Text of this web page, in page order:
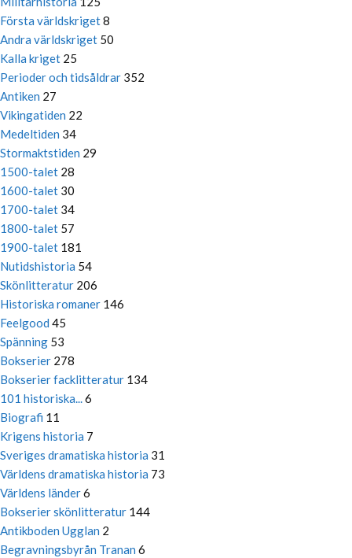
Första världskriget8
Andra världskriget 50
Kalla kriget 25
Perioder och tidsåldrar 352
Antiken 27
Vikingatiden 22
Medeltiden 34
Stormaktstiden 29
1500-talet 28
1600-talet 30
1700-talet 34
1800-talet 57
1900-talet 181
Nutidshistoria 54
Skönlitteratur 206
Historiska romaner 146
Feelgood 45
Spänning 53
Bokserier 278
Bokserier facklitteratur 134
101 historiska...6
Biografi 11
Krigens historia 7
Sveriges dramatiska historia 31
Världens dramatiska historia 73
Världens länder6
Bokserier skönlitteratur 144
Antikboden Ugglan 2
Begravningsbyrån Tranan 6